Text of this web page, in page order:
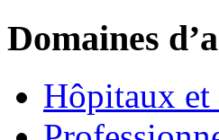
Domaines
Hôpitaux